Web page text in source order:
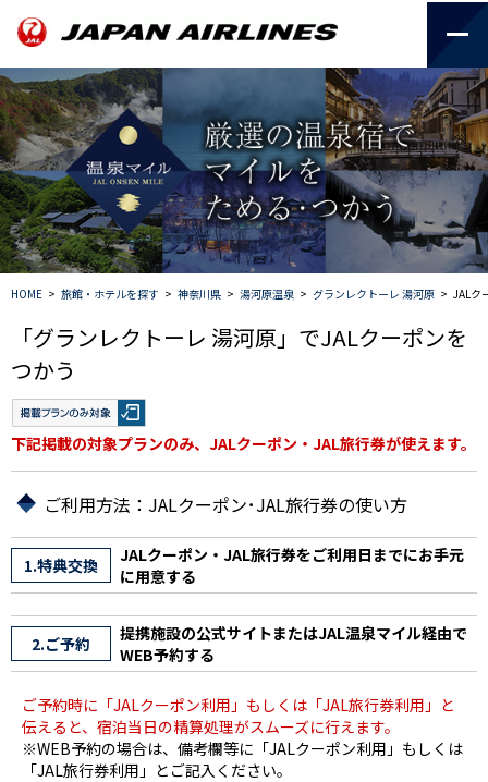
HOME > 旅館・ホテルを探す > 神奈川県 > 湯河原温泉 > グランレクトーレ 湯河原 > JALク
「グランレクトーレ 湯河原」でJALクーポンを
つかう
下記掲載の対象プランのみ、JALクーポン・JAL旅行券が使えます。
ご利用方法：JALクーポン･JAL旅行券の使い方
1.特典交換
JALクーポン・JAL旅行券をご利用日までにお手元
に用意する
2.ご予約
提携施設の公式サイトまたはJAL温泉マイル経由で
WEB予約する
ご予約時に「JALクーポン利用」もしくは「JAL旅行券利用」と
伝えると、宿泊当日の精算処理がスムーズに行えます。
※WEB予約の場合は、備考欄等に「JALクーポン利用」もしくは
「JAL旅行券利用」とご記入ください。